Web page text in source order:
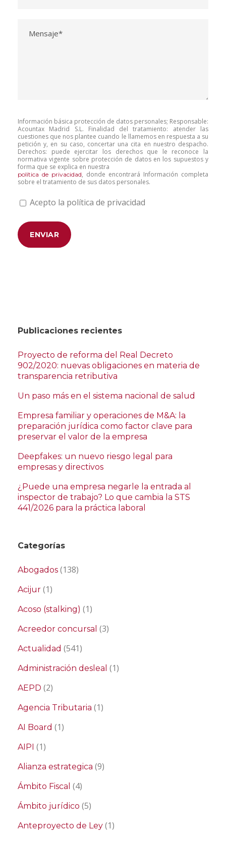
Información básica protección de datos personales; Responsable:
Acountax Madrid S.L. Finalidad del tratamiento: atender las
cuestiones que nos plantee cuando le llamemos en respuesta a su
petición y, en su caso, concertar una cita en nuestro despacho.
Derechos: puede ejercitar los derechos que le reconoce la
normativa vigente sobre protección de datos en los supuestos y
forma que se explica en nuestra
política de privacidad, donde encontrará Información completa
sobre el tratamiento de sus datos personales.
Acepto la política de privacidad
Publicaciones recientes
Proyecto de reforma del Real Decreto
902/2020: nuevas obligaciones en materia de
transparencia retributiva
Un paso más en el sistema nacional de salud
Empresa familiar y operaciones de M&A: la
preparación jurídica como factor clave para
preservar el valor de la empresa
Deepfakes: un nuevo riesgo legal para
empresas y directivos
¿Puede una empresa negarle la entrada al
inspector de trabajo? Lo que cambia la STS
441/2026 para la práctica laboral
Categorías
Abogados (138)
Acijur (1)
Acoso (stalking) (1)
Acreedor concursal (3)
Actualidad (541)
Administración desleal (1)
AEPD (2)
Agencia Tributaria (1)
AI Board (1)
AIPI (1)
Alianza estrategica (9)
Ámbito Fiscal (4)
Ámbito jurídico (5)
Anteproyecto de Ley (1)